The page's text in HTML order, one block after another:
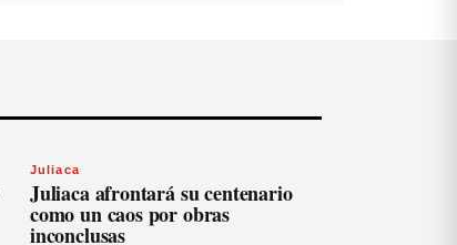
Juliaca
Juliaca afrontará su centenario
como un caos por obras
inconclusas